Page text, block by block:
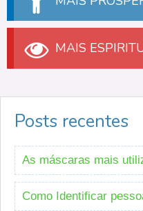
MAIS
Posts recentes
As máscaras mais
Como Identificar